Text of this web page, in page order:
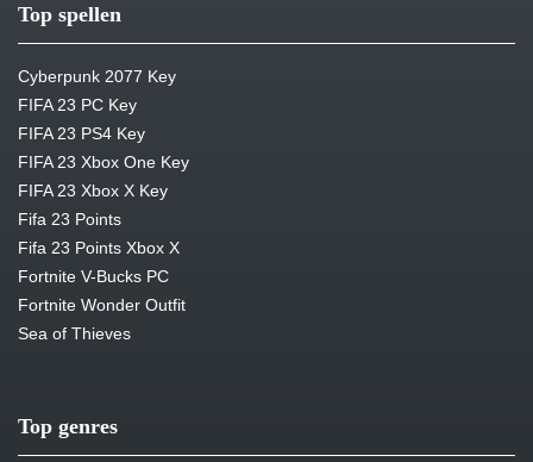
Top spellen
Cyberpunk 2077 Key
FIFA 23 PC Key
FIFA 23 PS4 Key
FIFA 23 Xbox One Key
FIFA 23 Xbox X Key
Fifa 23 Points
Fifa 23 Points Xbox X
Fortnite V-Bucks PC
Fortnite Wonder Outfit
Sea of Thieves
Top genres